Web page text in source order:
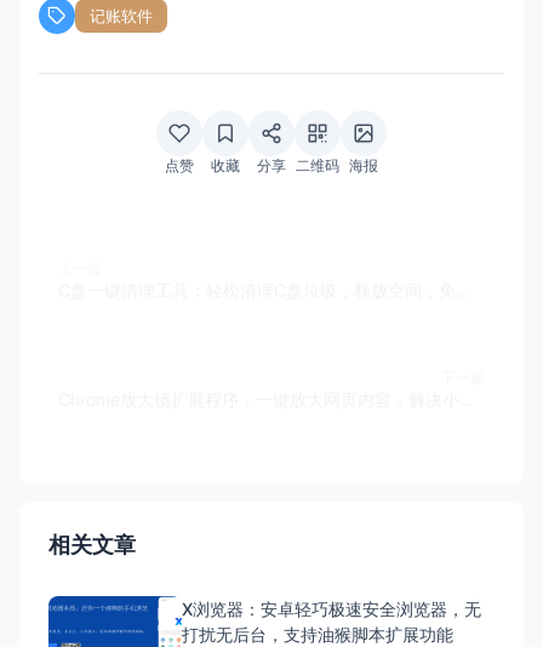
记账软件
点赞 收藏 分享 二维码 海报
相关文章
X浏览器：安卓轻巧极速安全浏览器，无
打扰无后台，支持油猴脚本扩展功能